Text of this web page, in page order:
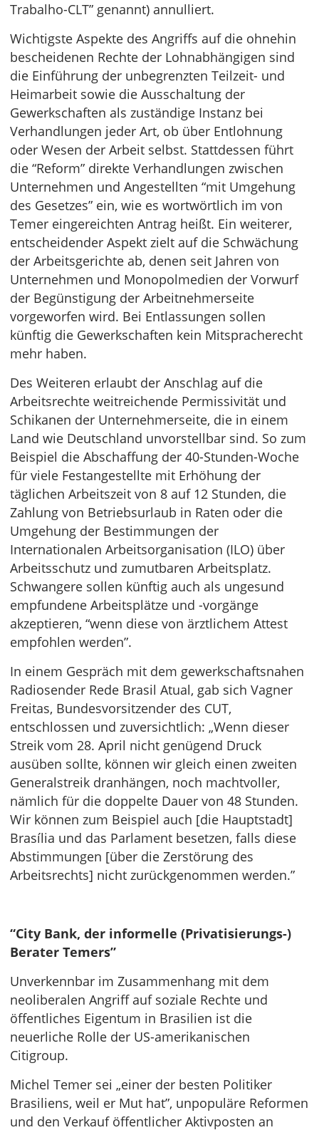
Trabalho-CLT” genannt) annulliert.
Wichtigste Aspekte des Angriffs auf die ohnehin
bescheidenen Rechte der Lohnabhängigen sind
die Einführung der unbegrenzten Teilzeit- und
Heimarbeit sowie die Ausschaltung der
Gewerkschaften als zuständige Instanz bei
Verhandlungen jeder Art, ob über Entlohnung
oder Wesen der Arbeit selbst. Stattdessen führt
die “Reform” direkte Verhandlungen zwischen
Unternehmen und Angestellten “mit Umgehung
des Gesetzes” ein, wie es wortwörtlich im von
Temer eingereichten Antrag heißt. Ein weiterer,
entscheidender Aspekt zielt auf die Schwächung
der Arbeitsgerichte ab, denen seit Jahren von
Unternehmen und Monopolmedien der Vorwurf
der Begünstigung der Arbeitnehmerseite
vorgeworfen wird. Bei Entlassungen sollen
künftig die Gewerkschaften kein Mitspracherecht
mehr haben.
Des Weiteren erlaubt der Anschlag auf die
Arbeitsrechte weitreichende Permissivität und
Schikanen der Unternehmerseite, die in einem
Land wie Deutschland unvorstellbar sind. So zum
Beispiel die Abschaffung der 40-Stunden-Woche
für viele Festangestellte mit Erhöhung der
täglichen Arbeitszeit von 8 auf 12 Stunden, die
Zahlung von Betriebsurlaub in Raten oder die
Umgehung der Bestimmungen der
Internationalen Arbeitsorganisation (ILO) über
Arbeitsschutz und zumutbaren Arbeitsplatz.
Schwangere sollen künftig auch als ungesund
empfundene Arbeitsplätze und -vorgänge
akzeptieren, “wenn diese von ärztlichem Attest
empfohlen werden”.
In einem Gespräch mit dem gewerkschaftsnahen
Radiosender Rede Brasil Atual, gab sich Vagner
Freitas, Bundesvorsitzender des CUT,
entschlossen und zuversichtlich: „Wenn dieser
Streik vom 28. April nicht genügend Druck
ausüben sollte, können wir gleich einen zweiten
Generalstreik dranhängen, noch machtvoller,
nämlich für die doppelte Dauer von 48 Stunden.
Wir können zum Beispiel auch [die Hauptstadt]
Brasília und das Parlament besetzen, falls diese
Abstimmungen [über die Zerstörung des
Arbeitsrechts] nicht zurückgenommen werden.”
“City Bank, der informelle (Privatisierungs-)
Berater Temers”
Unverkennbar im Zusammenhang mit dem
neoliberalen Angriff auf soziale Rechte und
öffentliches Eigentum in Brasilien ist die
neuerliche Rolle der US-amerikanischen
Citigroup.
Michel Temer sei „einer der besten Politiker
Brasiliens, weil er Mut hat”, unpopuläre Reformen
und den Verkauf öffentlicher Aktivposten an